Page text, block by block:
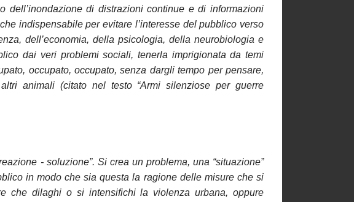
dell’inondazione di distrazioni continue e di informazioni
indispensabile per evitare l’interesse del pubblico verso
dell’economia, della psicologia, della neurobiologia e
dai veri problemi sociali, tenerla imprigionata da temi
occupato, occupato, senza dargli tempo per pensare,
animali (citato nel testo “Armi silenziose per guerre
- soluzione”. Si crea un problema, una “situazione”
in modo che sia questa la ragione delle misure che si
che dilaghi o si intensifichi la violenza urbana, oppure